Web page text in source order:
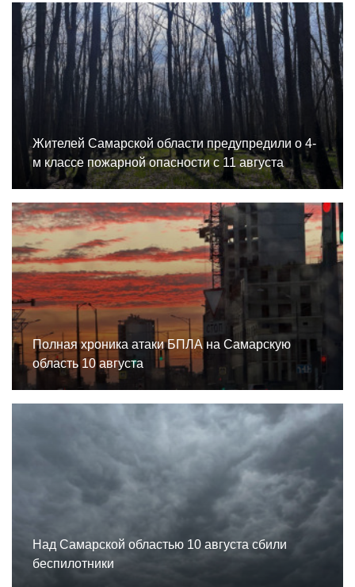
Жителей Самарской области предупредили о 4-
м классе пожарной опасности с 11 августа
Полная хроника атаки БПЛА на Самарскую
область 10 августа
Над Самарской областью 10 августа сбили
беспилотники